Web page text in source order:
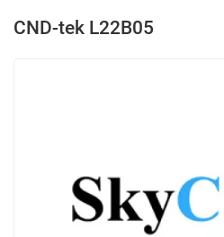
CND-tek L22B05